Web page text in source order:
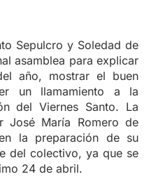
Sepulcro y Soledad de
asamblea para explicar
año, mostrar el buen
un llamamiento a la
del Viernes Santo. La
José María Romero de
la preparación de su
del colectivo, ya que se
24 de abril.